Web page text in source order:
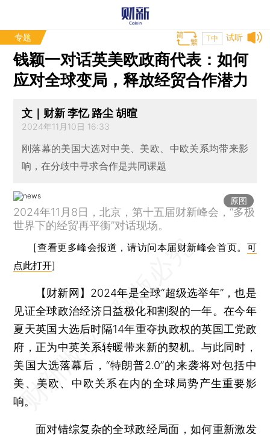
专题 试听
T中
钱颖一对话英美欧政商代表：如何
应对全球变局，释放经贸合作潜力
文｜财新 李忆 路尘 胡暄
2024年11月10日 16:33
刚落幕的美国大选对中美、美欧、中欧关系均带来影
响，在分歧中寻求合作是共同课题
原图
2024年11月8日，北京，第十五届财新峰会，“多极
世界下的经贸再平衡”对话现场。
[查看更多峰会报道，请访问本届财新峰会首页。 可
点此打开]
【财新网】 2024年是全球“超级选举年”，也是
见证全球政治经济日益极化和割裂的一年。在今年
夏天英国大选后时隔14年重夺执政权的英国工党政
府，正为中英关系转暖带来新的契机。与此同时，
美国大选落幕后，“特朗普2.0”的来袭将对包括中
美、美欧、中欧关系在内的全球局势产生重要影
响。
面对错综复杂的全球政经局面，如何重新激发